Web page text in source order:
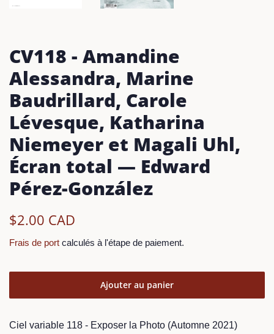
CV118 - Amandine
Alessandra, Marine
Baudrillard, Carole
Lévesque, Katharina
Niemeyer et Magali Uhl,
Écran total — Edward
Pérez­-González
Prix
$2.00 CAD
Frais de port calculés à l'étape de paiement.
Ajouter au panier
Ciel variable 118 - Exposer la Photo (Automne 2021)